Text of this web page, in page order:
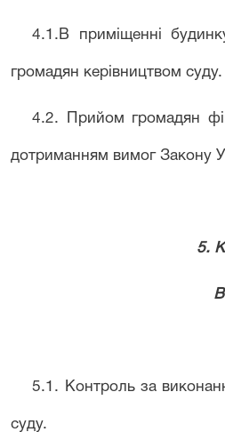
4.1. В приміщенні
громадян керівництвом суду.
4.2. Прийом громадян
дотриманням вимог Закону
5.
5.1. Контроль за
суду.